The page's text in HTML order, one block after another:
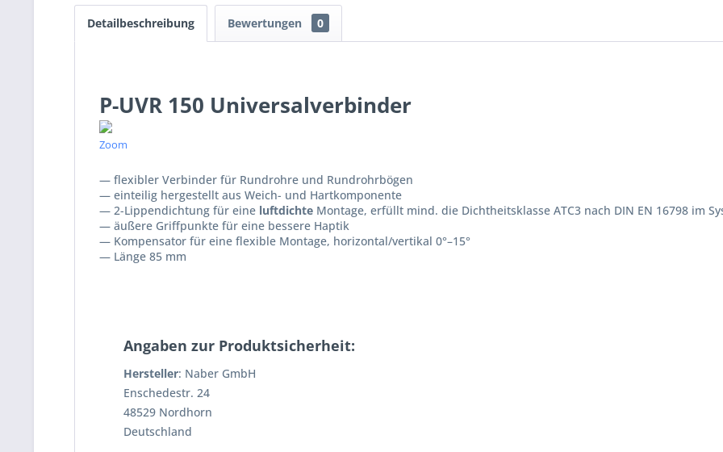
Detailbeschreibung Bewertungen 0
P-UVR 150 Universalverbinder
— flexibler Verbinder für Rundrohre und Rundrohrbögen
— einteilig hergestellt aus Weich- und Hartkomponente
— 2-Lippendichtung für eine luftdichte Montage, erfüllt mind. die Dichtheitsklasse ATC3 nach DIN EN 16798 im
— äußere Griffpunkte für eine bessere Haptik
— Kompensator für eine flexible Montage, horizontal/vertikal 0°–15°
— Länge 85 mm
Angaben zur Produktsicherheit:
Hersteller: Naber GmbH
Enschedestr. 24
48529 Nordhorn
Deutschland